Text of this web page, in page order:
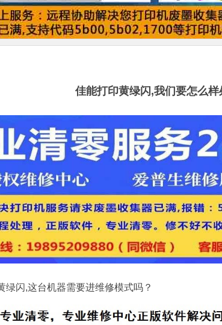
佳能打印黄绿闪,我们要怎么样
绿闪,这台机器需要进维修模式吗？